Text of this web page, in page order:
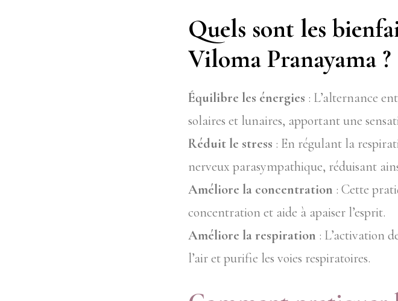
Quels sont les
Viloma Pranayama ?
Équilibre les énergies : L’alternance
solaires et lunaires, apportant une
Réduit le stress : En régulant la
nerveux parasympathique, réduisant
Améliore la concentration : Cette
concentration et aide à apaiser l’esprit.
Améliore la respiration : L’activation
l’air et purifie les voies respiratoires.